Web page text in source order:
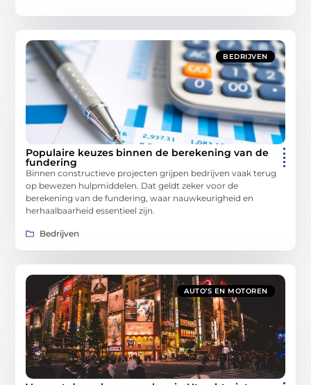
BEDRIJVEN
Populaire keuzes binnen de berekening van de
fundering
Binnen constructieve projecten grijpen bedrijven vaak terug
op bewezen hulpmiddelen. Dat geldt zeker voor de
berekening van de fundering, waar nauwkeurigheid en
herhaalbaarheid essentieel zijn.
Bedrijven
AUTO’S EN MOTOREN